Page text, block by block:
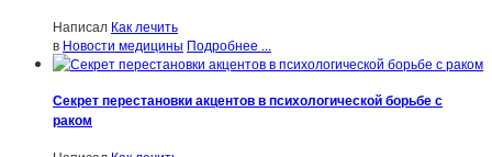
Написал Как лечить
в Новости медицины Подробнее ...
Секрет перестановки акцентов в психологической борьбе с
раком